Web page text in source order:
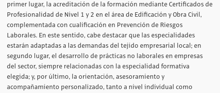
primer lugar, la acreditación de la formación mediante Certificados de
Profesionalidad de Nivel 1 y 2 en el área de Edificación y Obra Civil,
complementada con cualificación en Prevención de Riesgos
Laborales. En este sentido, cabe destacar que las especialidades
estarán adaptadas a las demandas del tejido empresarial local; en
segundo lugar, el desarrollo de prácticas no laborales en empresas
del sector, siempre relacionadas con la especialidad formativa
elegida; y, por último, la orientación, asesoramiento y
acompañamiento personalizado, tanto a nivel individual como